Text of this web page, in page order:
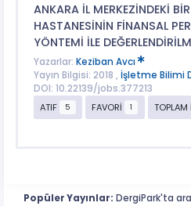
ANKARA İL MERKEZİNDEKİ
HASTANESİNİN FİNANSAL
YÖNTEMİ İLE
Yazarlar: Keziban Avcı
Yayın Bilgisi: 2018 , İşletme Bilimi
DOI: 10.22139/jobs.377213
ATIF
5 FAVORİ 1 TOPLAM
Popüler Yayınlar: DergiPark'ta